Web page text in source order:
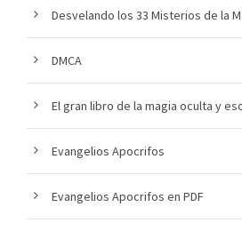
Desvelando los 33 Misterios de la
DMCA
El gran libro de la magia oculta y
Evangelios Apocrifos
Evangelios Apocrifos en PDF